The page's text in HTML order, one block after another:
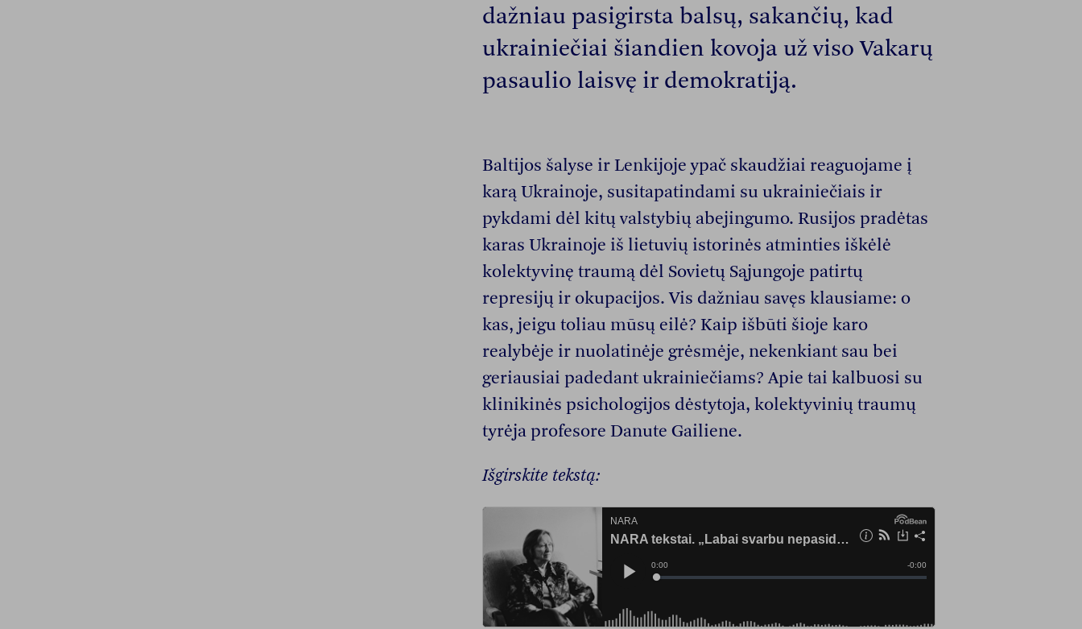
dažniau pasigirsta balsų, sakančių, kad
ukrainiečiai šiandien kovoja už viso Vakarų
pasaulio laisvę ir demokratiją.
Baltijos šalyse ir Lenkijoje ypač skaudžiai reaguojame į
karą Ukrainoje, susitapatindami su ukrainiečiais ir
pykdami dėl kitų valstybių abejingumo. Rusijos pradėtas
karas Ukrainoje iš lietuvių istorinės atminties iškėlė
kolektyvinę traumą dėl Sovietų Sąjungoje patirtų
represijų ir okupacijos. Vis dažniau savęs klausiame: o
kas, jeigu toliau mūsų eilė? Kaip išbūti šioje karo
realybėje ir nuolatinėje grėsmėje, nekenkiant sau bei
geriausiai padedant ukrainiečiams? Apie tai kalbuosi su
klinikinės psichologijos dėstytoja, kolektyvinių traumų
tyrėja profesore Danute Gailiene.
Išgirskite tekstą: